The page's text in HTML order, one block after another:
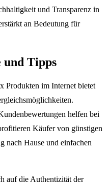
und Transparenz in
an Bedeutung für
Tipps
Produkten im Internet bietet
helfen bei
Käufer von günstigen
nach Hause und einfachen
auf die Authentizität der